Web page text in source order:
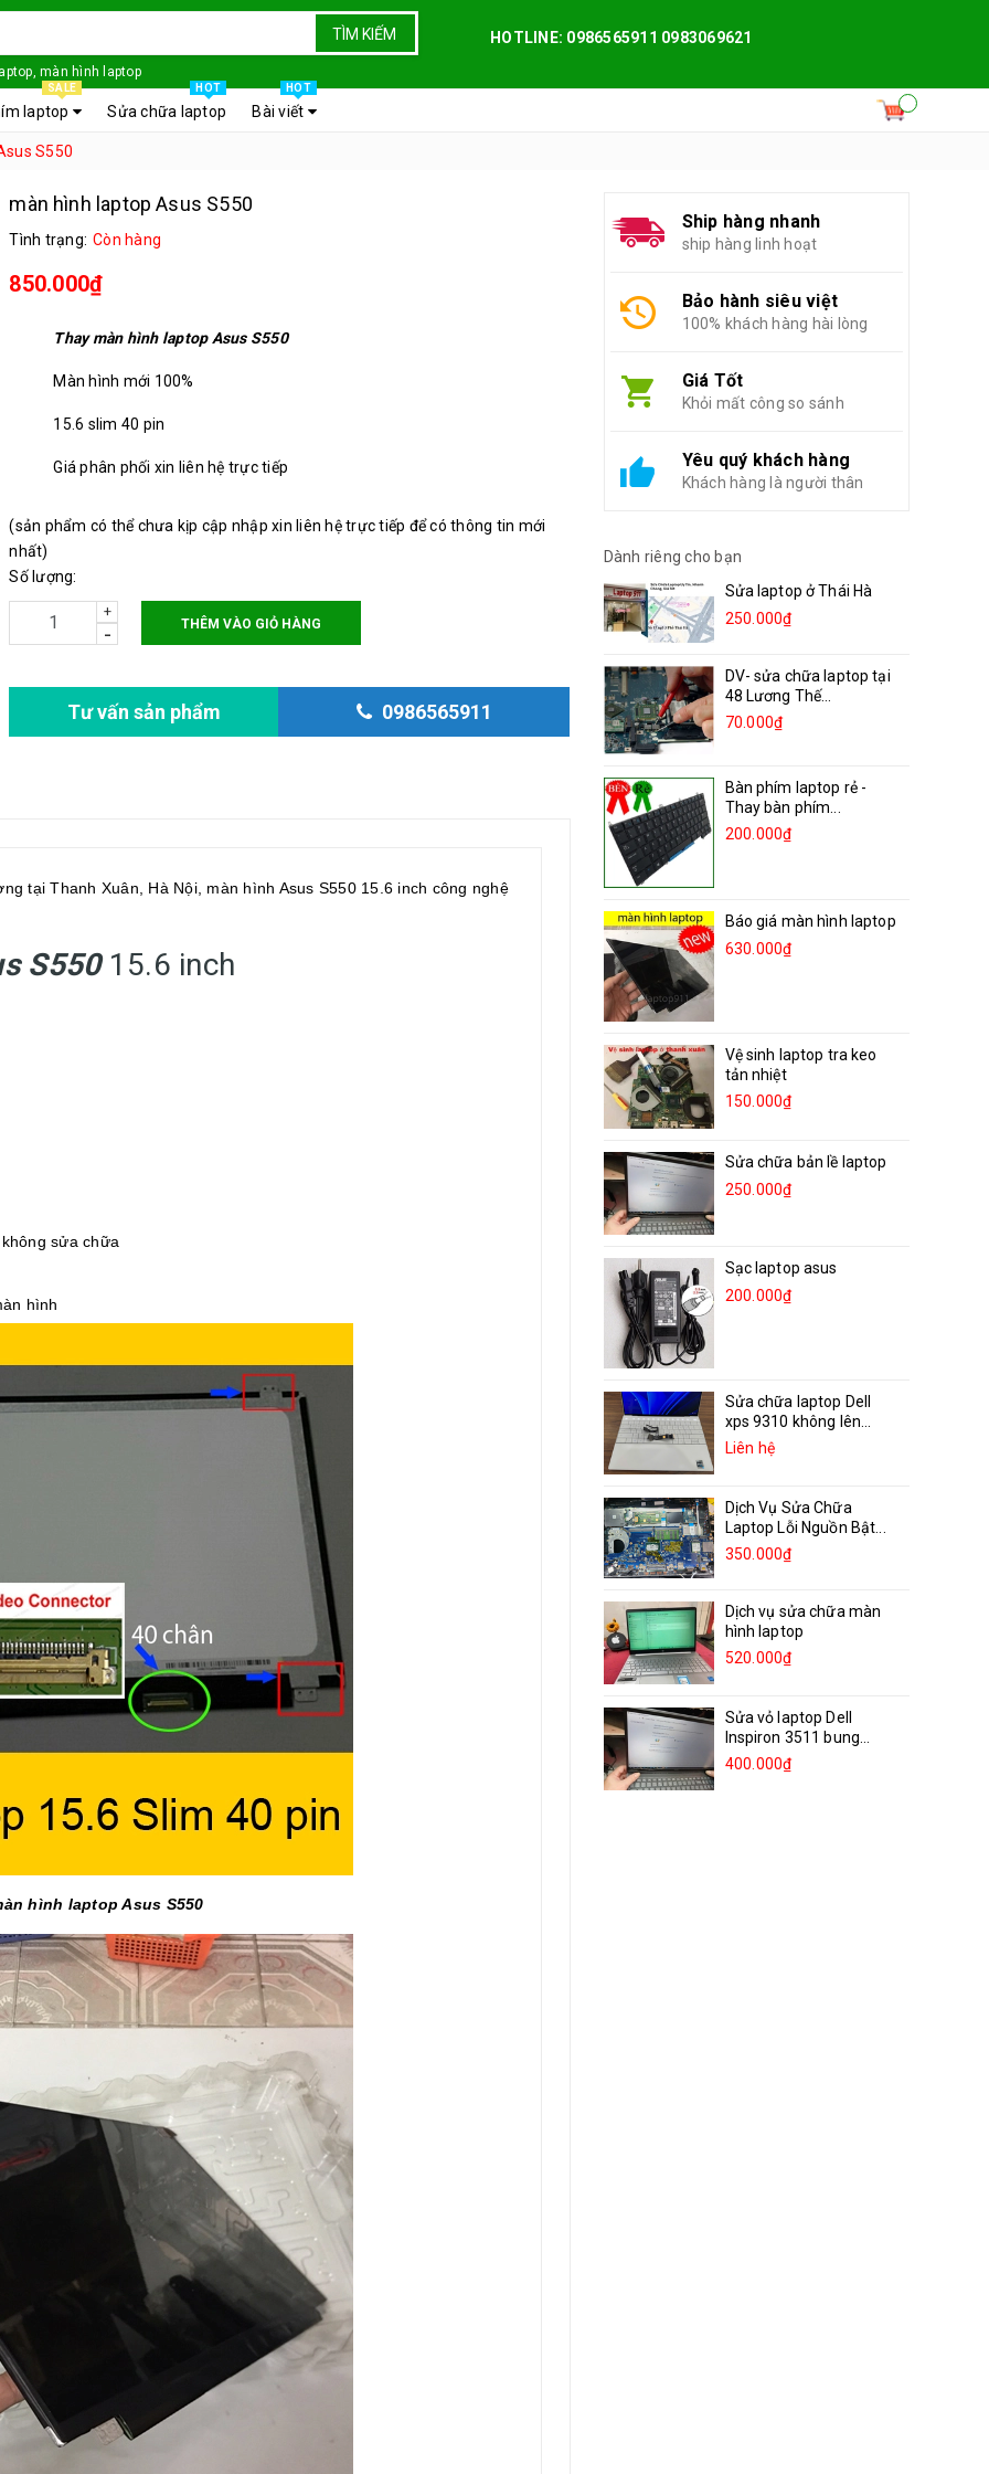
TÌM KIẾM
màn hình laptop
HOTLINE: 0986565911 0983069621
laptop
SALE
Sửa chữa laptop
HOT
Bài viết
HOT
S550
màn hình laptop Asus S550
Tình trạng: Còn hàng
850.000₫
Thay màn hình laptop Asus S550
Màn hình mới 100%
15.6 slim 40 pin
Giá phân phối xin liên hệ trực tiếp
(sản phẩm có thể chưa kịp cập nhập xin liên hệ trực tiếp để có thông tin mới
nhất)
Số lượng:
+
- THÊM VÀO GIỎ HÀNG
Tư vấn sản phẩm 0986565911
tại Thanh Xuân, Hà Nội, màn hình Asus S550 15.6 inch công nghệ
S550 15.6 inch
sửa chữa
hình
hình laptop Asus S550
Ship hàng nhanh
ship hàng linh hoạt
Bảo hành siêu việt
100% khách hàng hài lòng
Giá Tốt
Khỏi mất công so sánh
Yêu quý khách hàng
Khách hàng là người thân
Dành riêng cho bạn
Sửa laptop ở Thái Hà
250.000₫
DV- sửa chữa laptop tại
48 Lương Thế...
70.000₫
Bàn phím laptop rẻ -
Thay bàn phím...
200.000₫
Báo giá màn hình laptop
630.000₫
Vệ sinh laptop tra keo
tản nhiệt
150.000₫
Sửa chữa bản lề laptop
250.000₫
Sạc laptop asus
200.000₫
Sửa chữa laptop Dell
xps 9310 không lên...
Liên hệ
Dịch Vụ Sửa Chữa
Laptop Lỗi Nguồn Bật...
350.000₫
Dịch vụ sửa chữa màn
hình laptop
520.000₫
Sửa vỏ laptop Dell
Inspiron 3511 bung
bản...
400.000₫